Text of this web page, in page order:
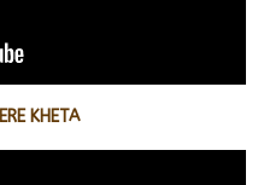
KHETA